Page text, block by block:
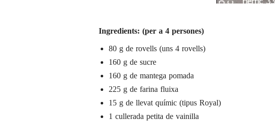
Ingredients: (per a 4 persones)
80 g de rovells (uns 4 rovells)
160 g de sucre
160 g de mantega pomada
225 g de farina fluixa
15 g de llevat químic (tipus Royal)
1 cullerada petita de vainilla